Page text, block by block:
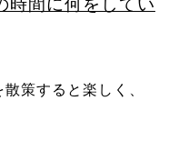
時間に何をしてい
策すると楽しく、